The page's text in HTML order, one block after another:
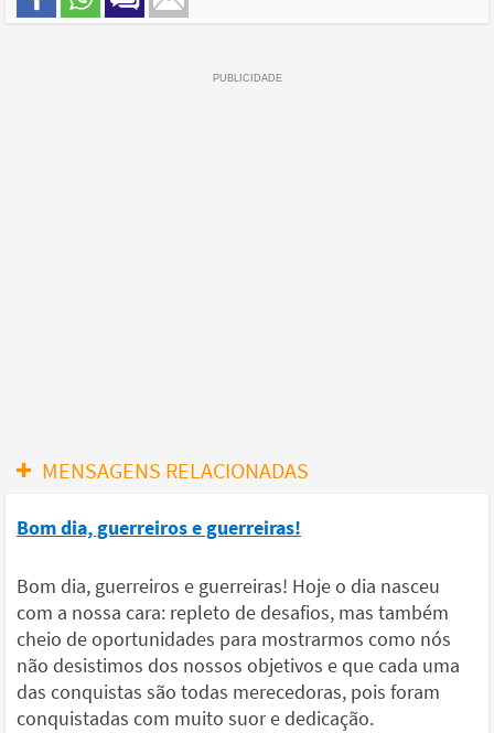
MENSAGENS RELACIONADAS
Bom dia, guerreiros e guerreiras!
Bom dia, guerreiros e guerreiras! Hoje o dia nasceu
com a nossa cara: repleto de desafios, mas também
cheio de oportunidades para mostrarmos como nós
não desistimos dos nossos objetivos e que cada uma
das conquistas são todas merecedoras, pois foram
conquistadas com muito suor e dedicação.